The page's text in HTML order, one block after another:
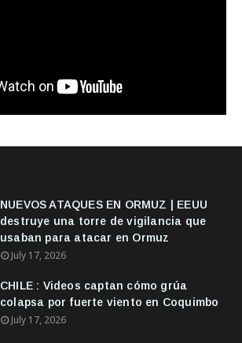
NUEVOS ATAQUES EN ORMUZ | EEUU
destruye una torre de vigilancia que
usaban para atacar en Ormuz
July 17, 2026
CHILE : Videos captan cómo grúa
colapsa por fuerte viento en Coquimbo
July 17, 2026